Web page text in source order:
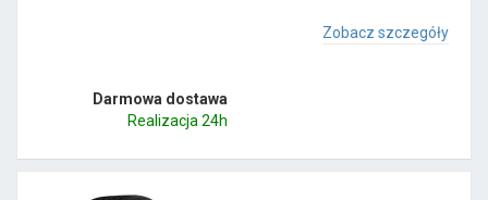
Zobacz szczegóły
Darmowa dostawa
Realizacja 24h